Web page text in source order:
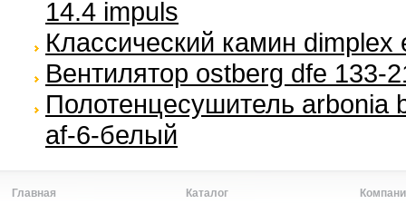
14.4 impuls
Классический камин dimplex
Вентилятор ostberg dfe 133-
Полотенцесушитель arbonia
af-6-белый
Главная
Каталог